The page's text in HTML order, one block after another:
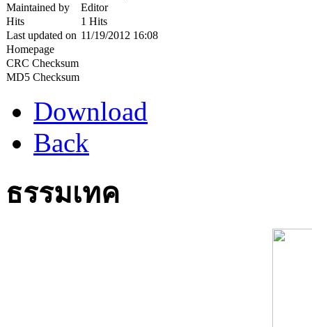
Maintained by
Editor
Hits
1 Hits
Last updated on 11/19/2012 16:08
Homepage
CRC Checksum
MD5 Checksum
Download
Back
ธรรมเทค